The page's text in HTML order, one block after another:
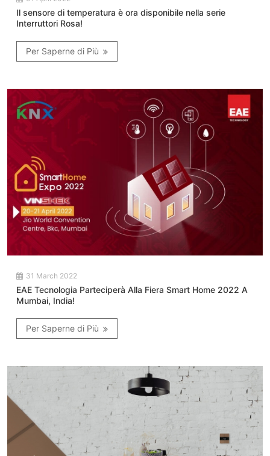
Il sensore di temperatura è ora disponibile nella serie
Interruttori Rosa!
Per Saperne di Più
31 March 2022
EAE Tecnologia Parteciperà Alla Fiera Smart Home 2022 A
Mumbai, India!
Per Saperne di Più